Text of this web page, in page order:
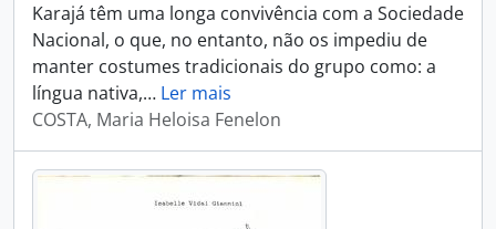
Karajá têm uma longa convivência com a Sociedade
Nacional, o que, no entanto, não os impediu de
manter costumes tradicionais do grupo como: a
língua nativa,… Ler mais
COSTA, Maria Heloisa Fenelon